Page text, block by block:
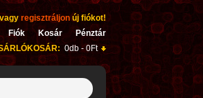
vagyregisztráljonúj fiókot!
Fiók Kosár
Pénztár
0db - 0Ft